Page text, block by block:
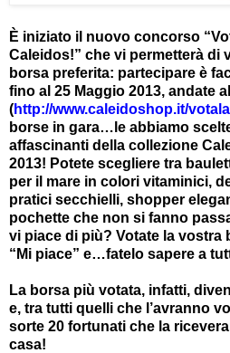
È iniziato il nuovo concorso
Caleidos!” che vi permetterà di
borsa preferita: partecipare è
fino al 25 Maggio 2013, andate
(http://www.caleidoshop.it/
borse in gara…le abbiamo
affascinanti della collezione
2013! Potete scegliere tra
per il mare in colori vitaminici,
pratici secchielli, shopper
pochette che non si fanno
vi piace di più? Votate la vostra
“Mi piace” e…fatelo sapere a
La borsa più votata, infatti,
e, tra tutti quelli che l’avranno
sorte 20 fortunati che la
casa!